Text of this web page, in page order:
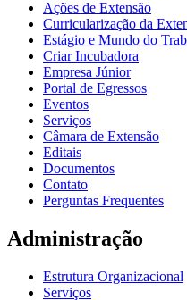
Ações de Extensão
Curricularização da
Estágio e Mundo do
Criar Incubadora
Empresa Júnior
Portal de Egressos
Eventos
Serviços
Câmara de Extensão
Editais
Documentos
Contato
Perguntas Frequentes
Administração
Estrutura Organizacional
Serviços